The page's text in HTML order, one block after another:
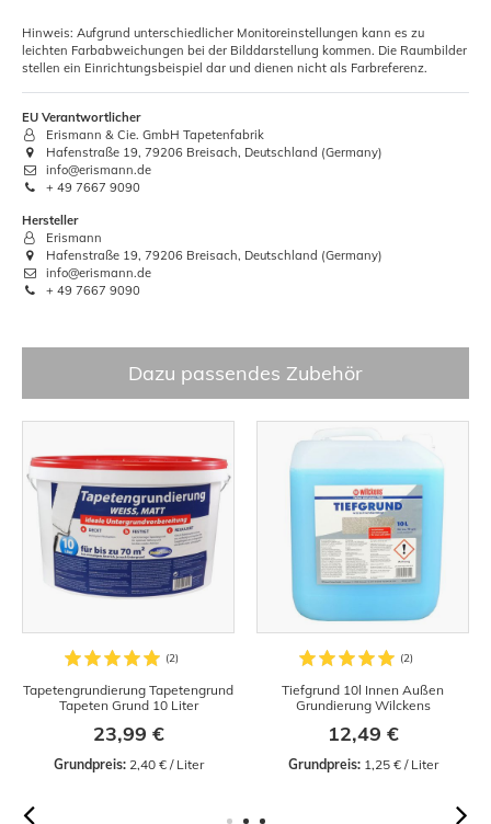
Hinweis: Aufgrund unterschiedlicher Monitoreinstellungen kann es zu
leichten Farbabweichungen bei der Bilddarstellung kommen. Die Raumbilder
stellen ein Einrichtungsbeispiel dar und dienen nicht als Farbreferenz.
EU Verantwortlicher
Erismann & Cie. GmbH Tapetenfabrik
Hafenstraße 19, 79206 Breisach, Deutschland (Germany)
info@erismann.de
+ 49 7667 9090
Hersteller
Erismann
Hafenstraße 19, 79206 Breisach, Deutschland (Germany)
info@erismann.de
+ 49 7667 9090
Dazu passendes Zubehör
Tapetengrundierung Tapetengrund
Tapeten Grund 10 Liter
23,99 €
Grundpreis: 2,40 € / Liter
Tiefgrund 10l Innen Außen
Grundierung Wilckens
12,49 €
Grundpreis: 1,25 € / Liter